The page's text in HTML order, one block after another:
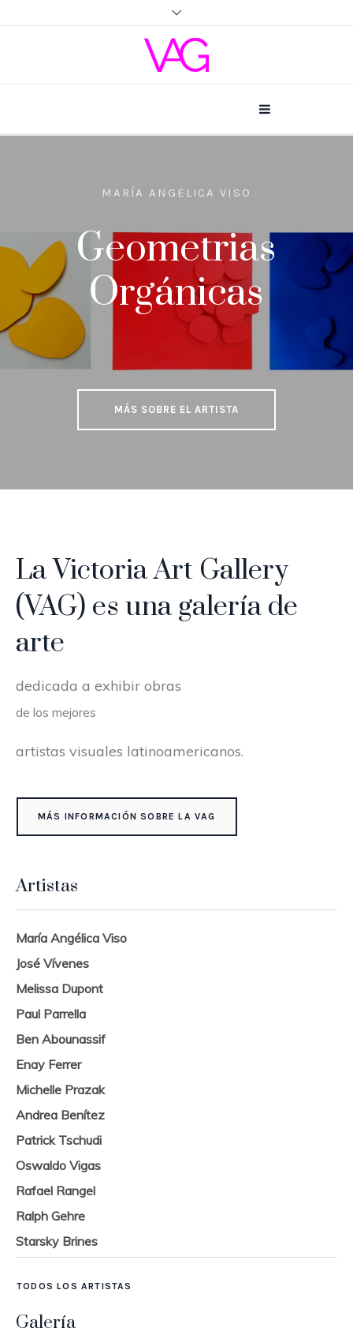
MÁS SOBRE EL ARTISTA
MARÍA ANGELICA VISO
Geometrias
Orgánicas
La Victoria Art Gallery
(VAG) es una galería de
arte
dedicada a exhibir obras
de los mejores
artistas visuales latinoamericanos.
MÁS INFORMACIÓN SOBRE LA VAG
Artistas
María Angélica Viso
José Vívenes
Melissa Dupont
Paul Parrella
Ben Abounassif
Enay Ferrer
Michelle Prazak
Andrea Benítez
Patrick Tschudi
Oswaldo Vigas
Rafael Rangel
Ralph Gehre
Starsky Brines
TODOS LOS ARTISTAS
Galería